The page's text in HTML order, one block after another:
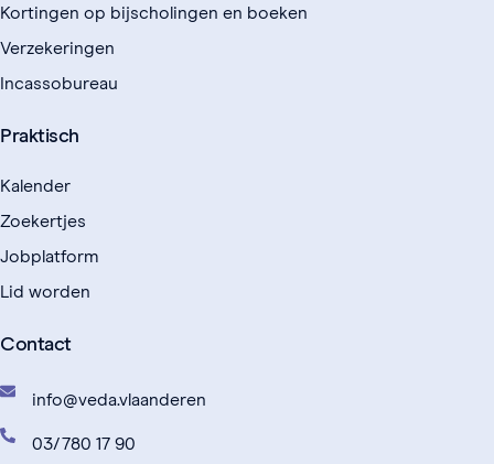
Kortingen op bijscholingen en boeken
Verzekeringen
Incassobureau
Praktisch
Kalender
Zoekertjes
Jobplatform
Lid worden
Contact
info@veda.vlaanderen
03/780 17 90